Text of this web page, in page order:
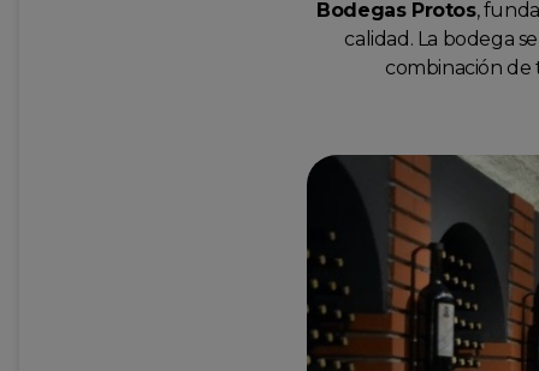
Bodegas Protos,
calidad. La bodega
combinación de